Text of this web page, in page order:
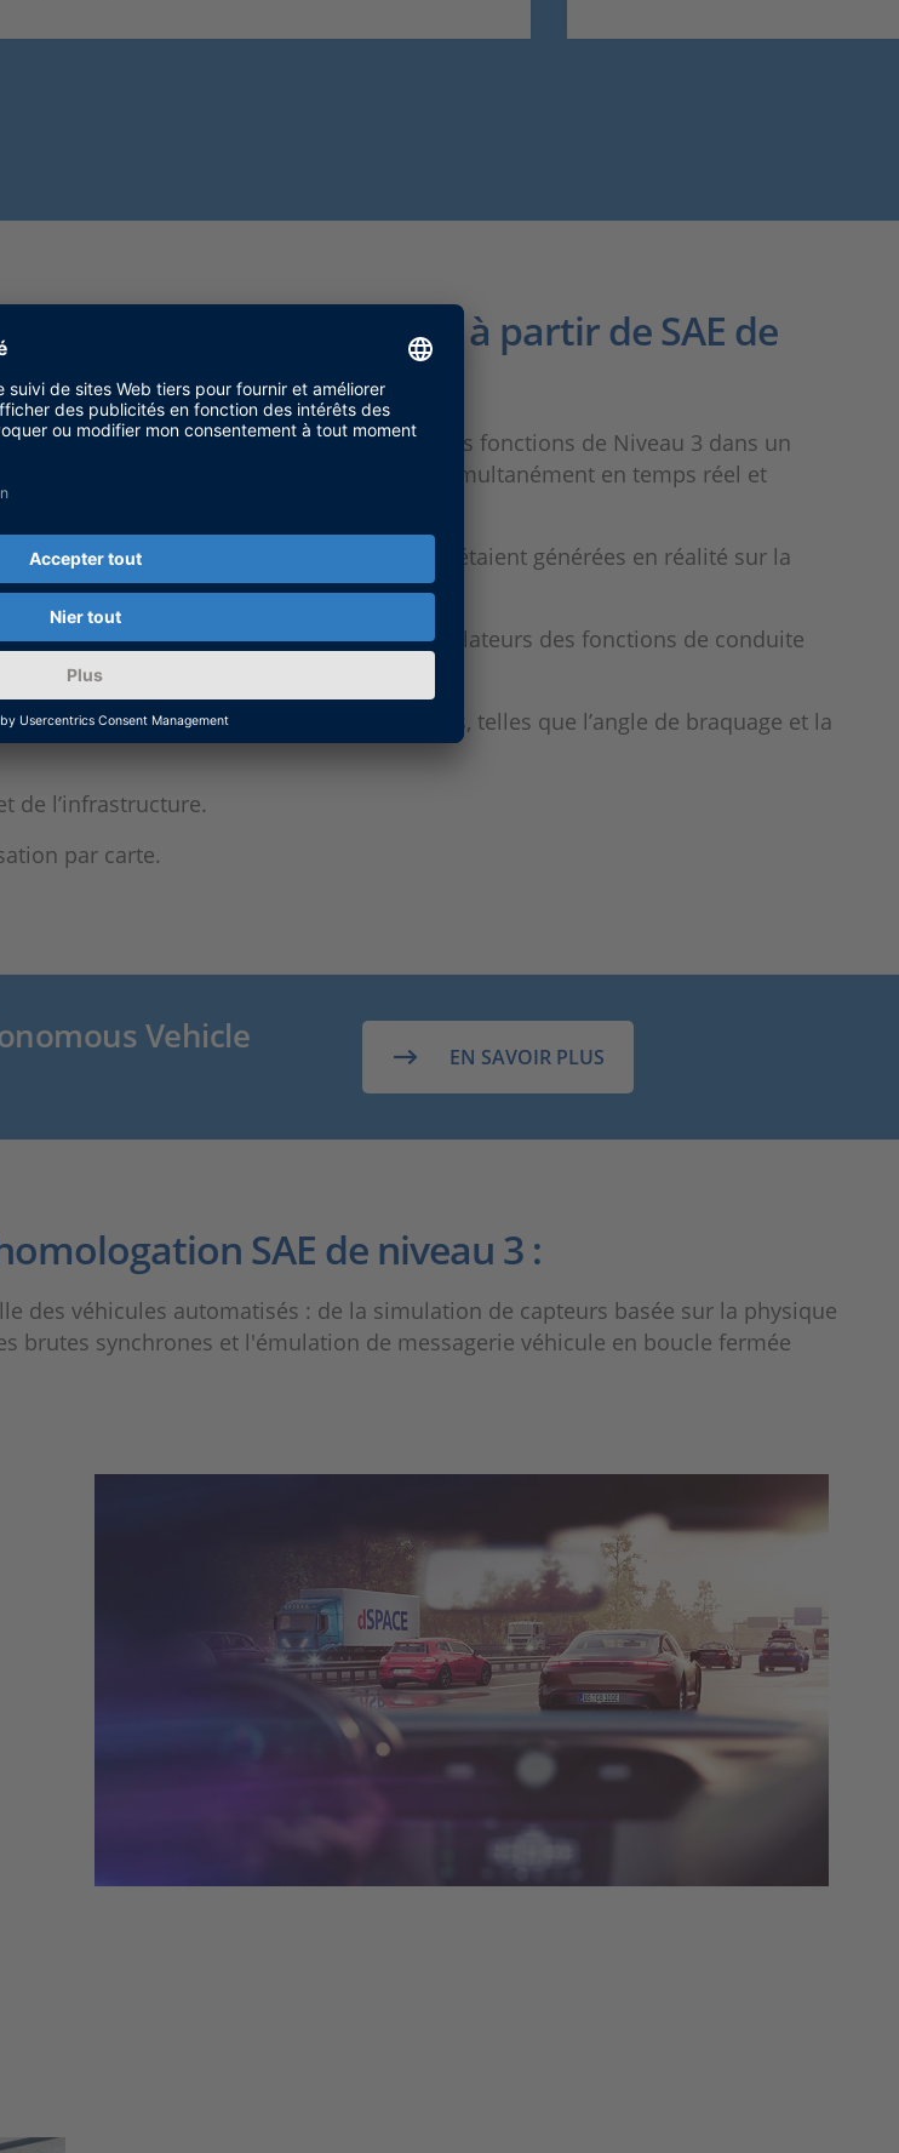
en laboratoire à partir de SAE de
bout pour la vérification et la validation des fonctions de Niveau 3 dans un
la simulation de dizaines de capteurs simultanément en temps réel et
à-dire de la même manière que si elles étaient générées en réalité sur la
doivent être introduites dans les calculateurs des fonctions de conduite
des données de (rest-) bus supplémentaires, telles que l’angle de braquage et la
de l’infrastructure.
par carte.
Vehicle
EN SAVOIR PLUS
SAE de niveau 3 :
des véhicules automatisés : de la simulation de capteurs basée sur la physique
brutes synchrones et l'émulation de messagerie véhicule en boucle fermée